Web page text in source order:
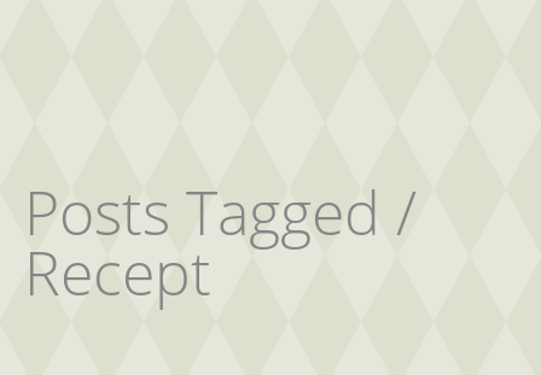
Posts Tagged /
Recept